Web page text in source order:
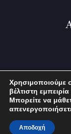
NIRIIDES
Χρησιμοποιούμε
βέλτιστη
Μπορείτε να
Αποδοχή